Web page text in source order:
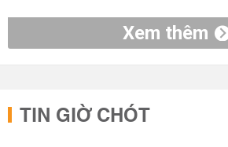
Xem thêm
TIN GIỜ CHÓT